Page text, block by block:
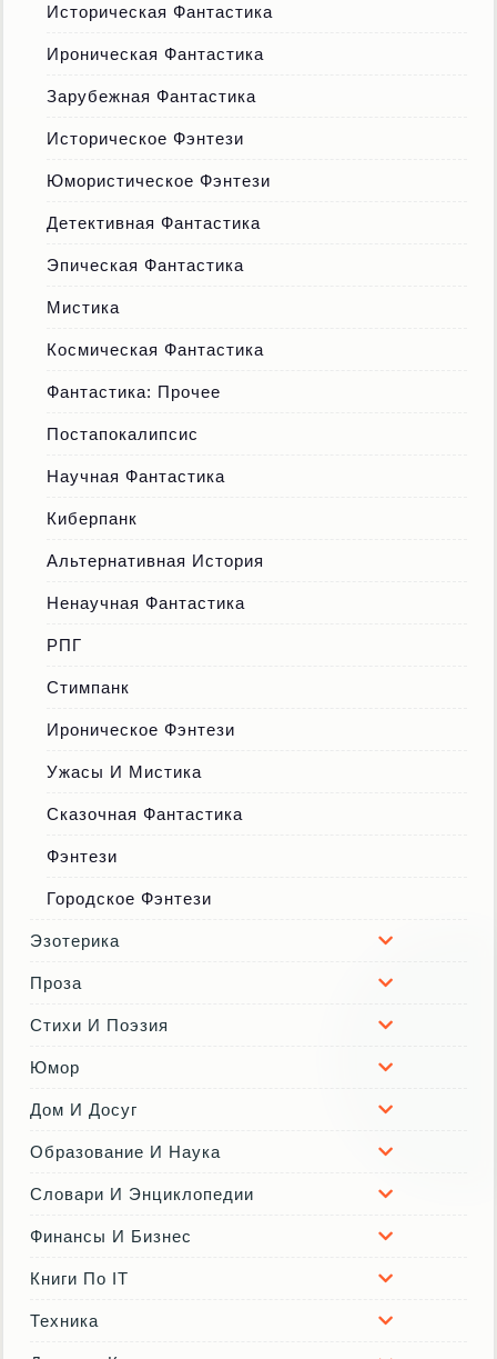
Историческая Фантастика
Ироническая Фантастика
Зарубежная Фантастика
Историческое Фэнтези
Юмористическое Фэнтези
Детективная Фантастика
Эпическая Фантастика
Мистика
Космическая Фантастика
Фантастика: Прочее
Постапокалипсис
Научная Фантастика
Киберпанк
Альтернативная История
Ненаучная Фантастика
РПГ
Стимпанк
Ироническое Фэнтези
Ужасы И Мистика
Сказочная Фантастика
Фэнтези
Городское Фэнтези
Эзотерика
Проза
Стихи И Поэзия
Юмор
Дом И Досуг
Образование И Наука
Словари И Энциклопедии
Финансы И Бизнес
Книги По IT
Техника